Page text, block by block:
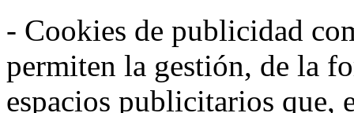
- Cookies de publicidad
permiten la gestión, de la
espacios publicitarios que,